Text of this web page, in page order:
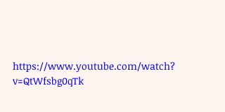
https://www.youtube.com/watch?
v=QtWfsbg0qTk